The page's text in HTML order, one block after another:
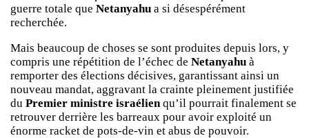
guerre totale que Netanyahu a si désespérément
recherchée.
Mais beaucoup de choses se sont produites depuis lors, y
compris une répétition de l’échec de Netanyahu à
remporter des élections décisives, garantissant ainsi un
nouveau mandat, aggravant la crainte pleinement justifiée
du Premier ministre israélien qu’il pourrait finalement se
retrouver derrière les barreaux pour avoir exploité un
énorme racket de pots-de-vin et abus de pouvoir.